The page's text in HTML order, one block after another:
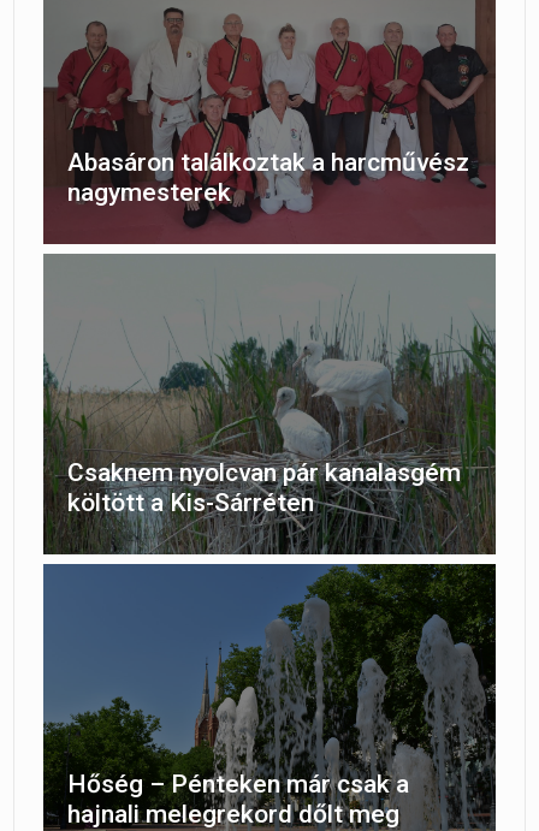
Abasáron találkoztak a harcművész
nagymesterek
Csaknem nyolcvan pár kanalasgém
költött a Kis-Sárréten
Hőség – Pénteken már csak a
hajnali melegrekord dőlt meg